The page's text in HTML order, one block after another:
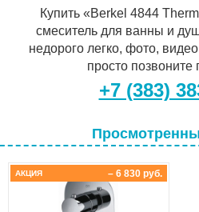
Купить «Berkel 4844
смеситель для ванны и
недорого легко, фото,
просто позвоните
+7 (383)
– 6 830 руб.
АКЦИЯ